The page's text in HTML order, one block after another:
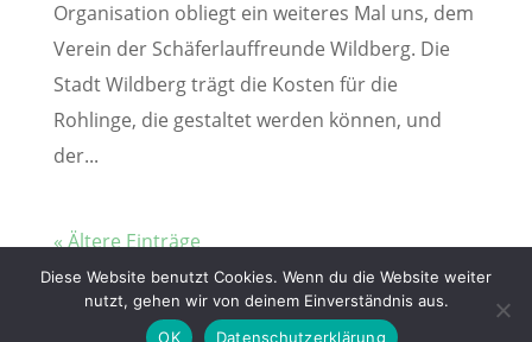
Organisation obliegt ein weiteres Mal uns, dem
Verein der Schäferlauffreunde Wildberg. Die
Stadt Wildberg trägt die Kosten für die
Rohlinge, die gestaltet werden können, und
der...
« Ältere Einträge
Designed byElegant Themes| Powered by
WordPress
Diese Website benutzt Cookies. Wenn du die Website weiter
nutzt, gehen wir von deinem Einverständnis aus.
OK
Datenschutzerklärung